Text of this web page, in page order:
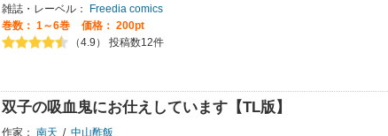
雑誌・レーベル：
Freedia comics
巻数： 1～6巻
価格： 200pt
（4.9） 投稿数12件
双子の吸血鬼にお仕えしています【TL版】
作家： 南天 / 中山酢飯